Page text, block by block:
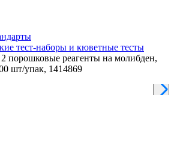
тест-наборы и кюветные тесты
порошковые реагенты на молибден,
шт/упак, 1414869